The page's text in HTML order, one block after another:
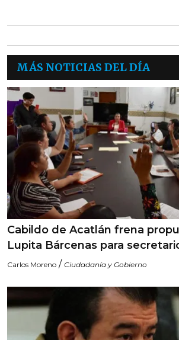
MÁS NOTICIAS DEL DÍA
Cabildo de Acatlán frena
Lupita Bárcenas para
Carlos Moreno / Ciudadanía y Gobierno